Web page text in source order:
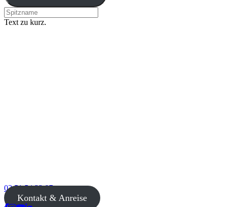
Text zu kurz.
02 51 54 33 87
Kontakt & Anreise